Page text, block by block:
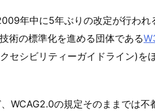
年中に5年ぶりの改定が行われ
術の標準化を進める団体である
セシビリティーガイドライン)を
WCAG2.0の規定そのままでは